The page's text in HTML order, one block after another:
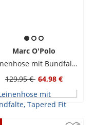
Marc O'Polo
Leinenhose mit Bundfalte, Tapered Fit
129,95 € 64,98 €